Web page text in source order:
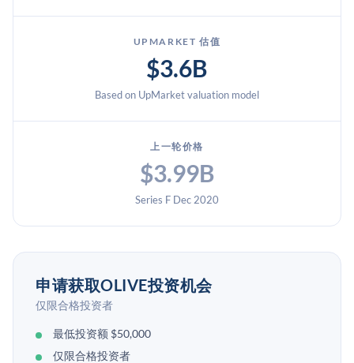
UPMARKET 估值
$3.6B
Based on UpMarket valuation model
上一轮价格
$3.99B
Series F Dec 2020
申请获取OLIVE投资机会
仅限合格投资者
最低投资额 $50,000
仅限合格投资者